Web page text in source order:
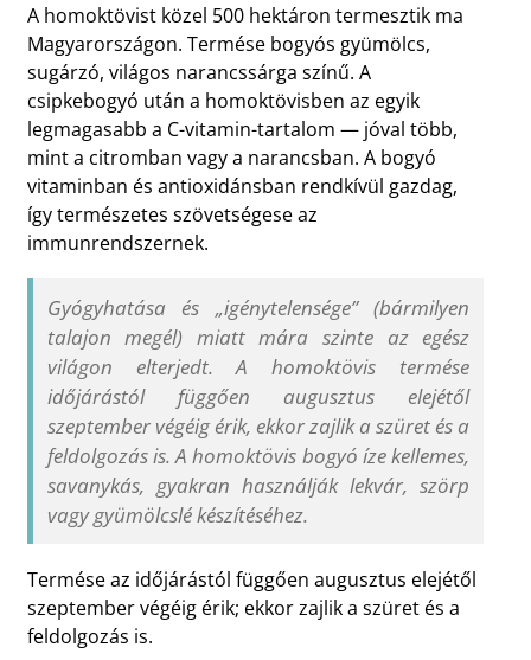
A homoktövist közel 500 hektáron termesztik ma
Magyarországon. Termése bogyós gyümölcs,
sugárzó, világos narancssárga színű. A
csipkebogyó után a homoktövisben az egyik
legmagasabb a C-vitamin-tartalom — jóval több,
mint a citromban vagy a narancsban. A bogyó
vitaminban és antioxidánsban rendkívül gazdag,
így természetes szövetségese az
immunrendszernek.
Gyógyhatása és „igénytelensége” (bármilyen
talajon megél) miatt mára szinte az egész
világon elterjedt. A homoktövis termése
időjárástól függően augusztus elejétől
szeptember végéig érik, ekkor zajlik a szüret és a
feldolgozás is. A homoktövis bogyó íze kellemes,
savanykás, gyakran használják lekvár, szörp
vagy gyümölcslé készítéséhez.
Termése az időjárástól függően augusztus elejétől
szeptember végéig érik; ekkor zajlik a szüret és a
feldolgozás is.